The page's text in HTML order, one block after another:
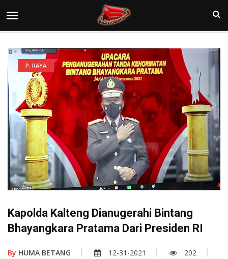
P. RAYA
Kapolda Kalteng Dianugerahi Bintang
Bhayangkara Pratama Dari Presiden RI
By HUMA BETANG 12-31-2021
202